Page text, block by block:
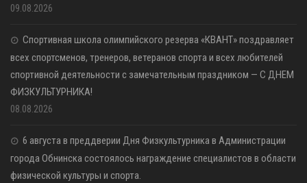
09.08.2026
Спортивная школа олимпийского резерва «КВАНТ» поздравляет
всех спортсменов, тренеров, ветеранов спорта и всех любителей
спортивной деятельности с замечательным праздником — С ДНЕМ
ФИЗКУЛЬТУРНИКА!
08.08.2026
6 августа в преддверии Дня Физкультурника в Администрации
города Обнинска состоялось награждение специалистов в области
физической культуры и спорта.